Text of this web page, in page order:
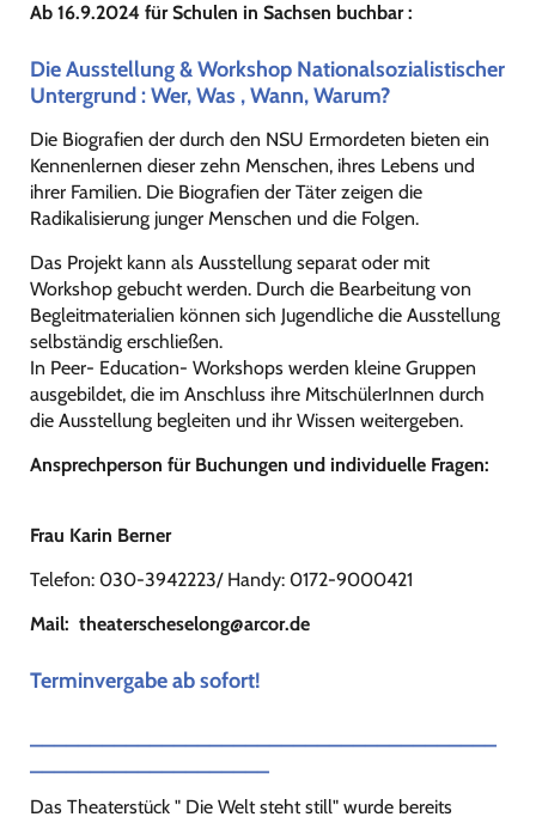
Ab 16.9.2024 für Schulen in Sachsen buchbar :
Die Ausstellung & Workshop Nationalsozialistischer
Untergrund : Wer, Was , Wann, Warum?
Die Biografien der durch den NSU Ermordeten bieten ein
Kennenlernen dieser zehn Menschen, ihres Lebens und
ihrer Familien. Die Biografien der Täter zeigen die
Radikalisierung junger Menschen und die Folgen.
Das Projekt kann als Ausstellung separat oder mit
Workshop gebucht werden. Durch die Bearbeitung von
Begleitmaterialien können sich Jugendliche die Ausstellung
selbständig erschließen.
In Peer- Education- Workshops werden kleine Gruppen
ausgebildet, die im Anschluss ihre MitschülerInnen durch
die Ausstellung begleiten und ihr Wissen weitergeben.
Ansprechperson für Buchungen und individuelle Fragen:
Frau Karin Berner
Telefon: 030-3942223/ Handy: 0172-9000421
Mail: theaterscheselong@arcor.de
Terminvergabe ab sofort!
Das Theaterstück " Die Welt steht still" wurde bereits